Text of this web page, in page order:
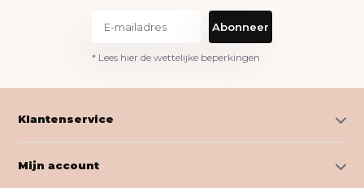
Abonneer
* Lees hier de wettelijke beperkingen
Klantenservice
Mijn account